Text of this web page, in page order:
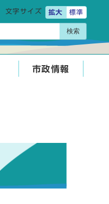
文字サイズ 拡大 標準
検索
市政情報